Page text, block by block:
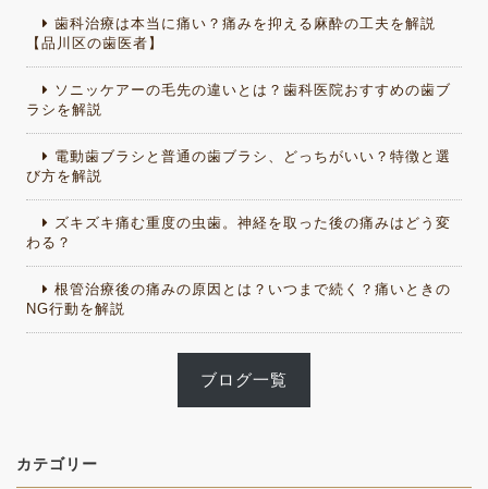
歯科治療は本当に痛い？痛みを抑える麻酔の工夫を解説
【品川区の歯医者】
ソニッケアーの毛先の違いとは？歯科医院おすすめの歯ブ
ラシを解説
電動歯ブラシと普通の歯ブラシ、どっちがいい？特徴と選
び方を解説
ズキズキ痛む重度の虫歯。神経を取った後の痛みはどう変
わる？
根管治療後の痛みの原因とは？いつまで続く？痛いときの
NG行動を解説
ブログ一覧
カテゴリー